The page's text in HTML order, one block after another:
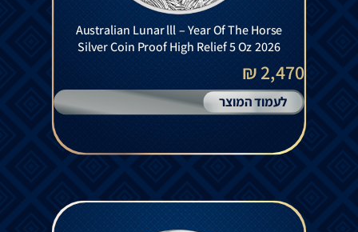
Australian Lunar lll – Year Of The Horse
Silver Coin Proof High Relief 5 Oz 2026
2,470 ₪
לעמוד המוצר